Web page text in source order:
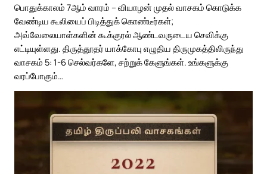
பொதுக்காலம் 7ஆம் வாரம் – வியாழன் முதல் வாசகம் கொடுக்க
வேண்டிய கூலியைப் பிடித்துக் கொண்டீர்கள்;
அவ்வேலையாள்களின் கூக்குரல் ஆண்டவருடைய செவிக்கு
எட்டியுள்ளது. திருத்தூதர் யாக்கோபு எழுதிய திருமுகத்திலிருந்து
வாசகம் 5: 1-6 செல்வர்களே, சற்றுக் கேளுங்கள். உங்களுக்கு
வரப்போகும்…